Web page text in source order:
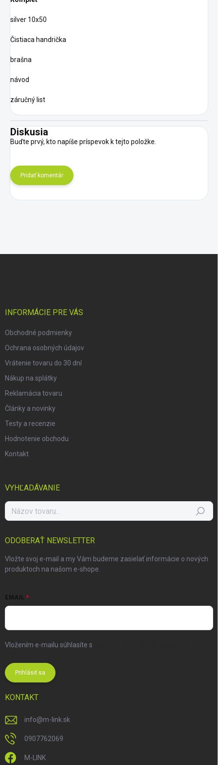
silver 10x50
Čistiaca handrička
brašna
návod
záručný list
Diskusia
Buďte prvý, kto napíše príspevok k tejto položke.
Pridať komentár
INFORMÁCIE PRE VÁS
Obchodné podmienky
Ochrana osobných údajov
Vrátenie tovaru do 30 dní
Nákup na splátky
Reklamácia tovaru
Články a novinky
Testy a recenzie
Hodnotenie obchodu
Kontakt
VYHĽADÁVANIE
Hľadať
ODOBERAŤ NEWSLETTER
Vložte svoj e-mail a my Vám budeme zasielať informácie o nových
produktoch na našom e-shope.
EMAIL
Vložením e-mailu súhlasíte s
Prihlásiť sa
KONTAKT
info@m-link.sk
0907762069
M-LINK